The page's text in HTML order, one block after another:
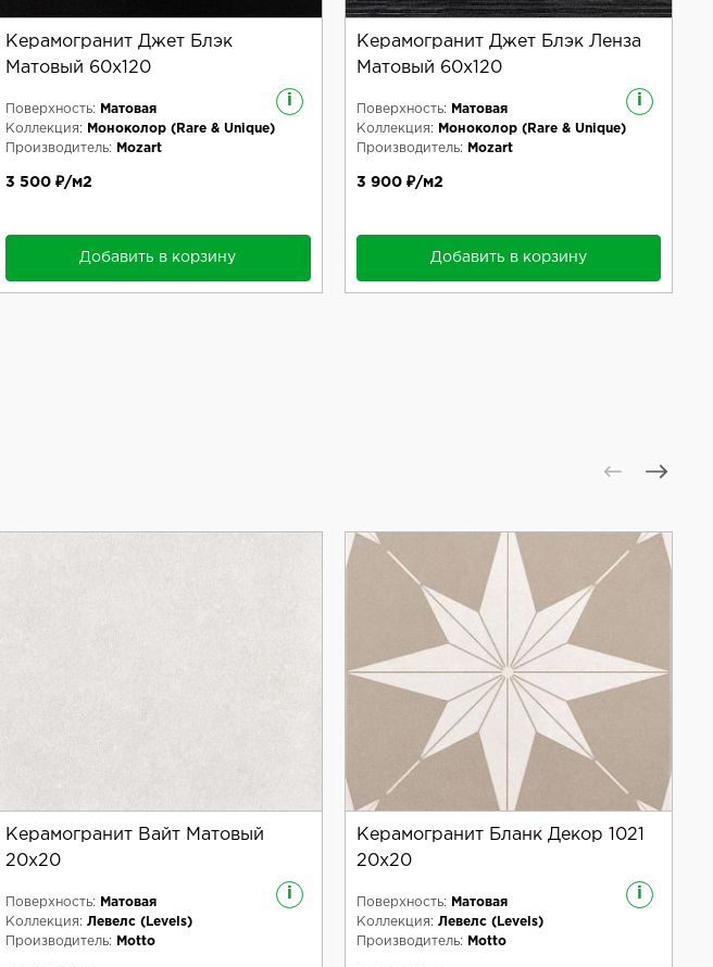
Керамогранит Джет Блэк
Матовый 60x120
i
Поверхность:
Матовая
Коллекция:
Моноколор (Rare & Unique)
Производитель:
Mozart
3 500 ₽/м2
Добавить в корзину
Керамогранит Джет Блэк Ленза
Матовый 60x120
i
Поверхность:
Матовая
Коллекция:
Моноколор (Rare & Unique)
Производитель:
Mozart
3 900 ₽/м2
Добавить в корзину
Керамогранит Вайт Матовый
20x20
i
Поверхность:
Матовая
Коллекция: Левелс (Levels)
Производитель:
Motto
Керамогранит Бланк Декор 1021
20x20
i
Поверхность:
Матовая
Коллекция: Левелс (Levels)
Производитель:
Motto